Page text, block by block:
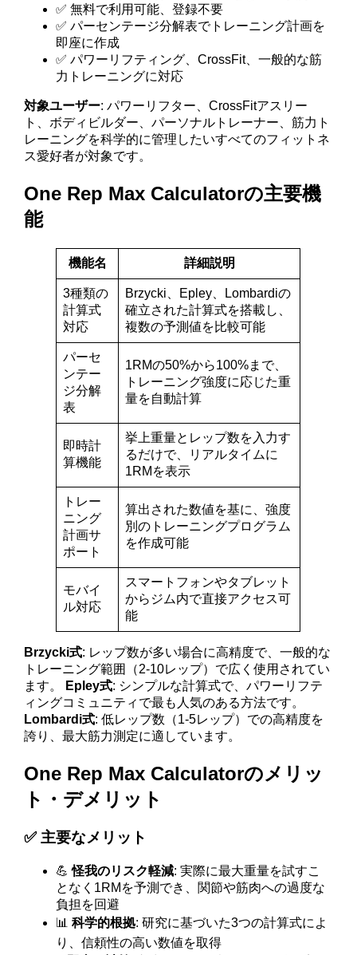
✅ 無料で利用可能、登録不要
✅ パーセンテージ分解表でトレーニング計画を
即座に作成
✅ パワーリフティング、CrossFit、一般的な筋
力トレーニングに対応
対象ユーザー: パワーリフター、CrossFitアスリー
ト、ボディビルダー、パーソナルトレーナー、筋力ト
レーニングを科学的に管理したいすべてのフィットネ
ス愛好者が対象です。
One Rep Max Calculatorの主要機
能
機能名 詳細説明
3種類の
計算式
対応
Brzycki、Epley、Lombardiの
確立された計算式を搭載し、
複数の予測値を比較可能
パーセ
ンテー
ジ分解
表
1RMの50%から100%まで、
トレーニング強度に応じた重
量を自動計算
即時計
算機能
挙上重量とレップ数を入力す
るだけで、リアルタイムに
1RMを表示
トレー
ニング
計画サ
ポート
算出された数値を基に、強度
別のトレーニングプログラム
を作成可能
モバイ
ル対応
スマートフォンやタブレット
からジム内で直接アクセス可
能
Brzycki式: レップ数が多い場合に高精度で、一般的な
トレーニング範囲（2-10レップ）で広く使用されてい
ます。
Epley式: シンプルな計算式で、パワーリフテ
ィングコミュニティで最も人気のある方法です。
Lombardi式: 低レップ数（1-5レップ）での高精度を
誇り、最大筋力測定に適しています。
One Rep Max Calculatorのメリッ
ト・デメリット
✅ 主要なメリット
💪怪我のリスク軽減: 実際に最大重量を試すこ
となく1RMを予測でき、関節や筋肉への過度な
負担を回避
📊科学的根拠: 研究に基づいた3つの計算式によ
り、信頼性の高い数値を取得